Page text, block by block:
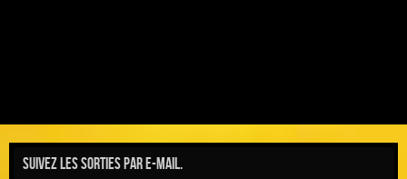
Suivez les sorties par e-mail.